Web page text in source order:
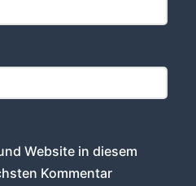
Website in diesem
Kommentar